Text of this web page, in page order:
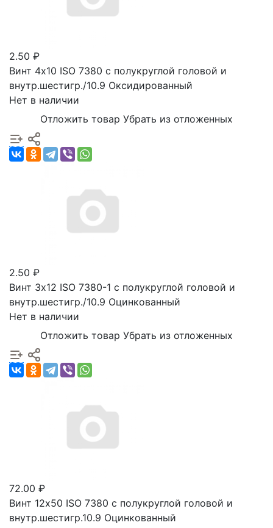
2.50 ₽
Винт 4х10 ISO 7380 с полукруглой головой и
внутр.шестигр./10.9 Оксидированный
Нет в наличии
Отложить товар Убрать из отложенных
2.50 ₽
Винт 3х12 ISO 7380-1 с полукруглой головой и
внутр.шестигр./10.9 Оцинкованный
Нет в наличии
Отложить товар Убрать из отложенных
72.00 ₽
Винт 12х50 ISO 7380 с полукруглой головой и
внутр.шестигр.10.9 Оцинкованный